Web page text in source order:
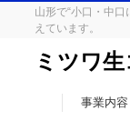
山形で“小口・中
えています。
ミツワ
事業内容